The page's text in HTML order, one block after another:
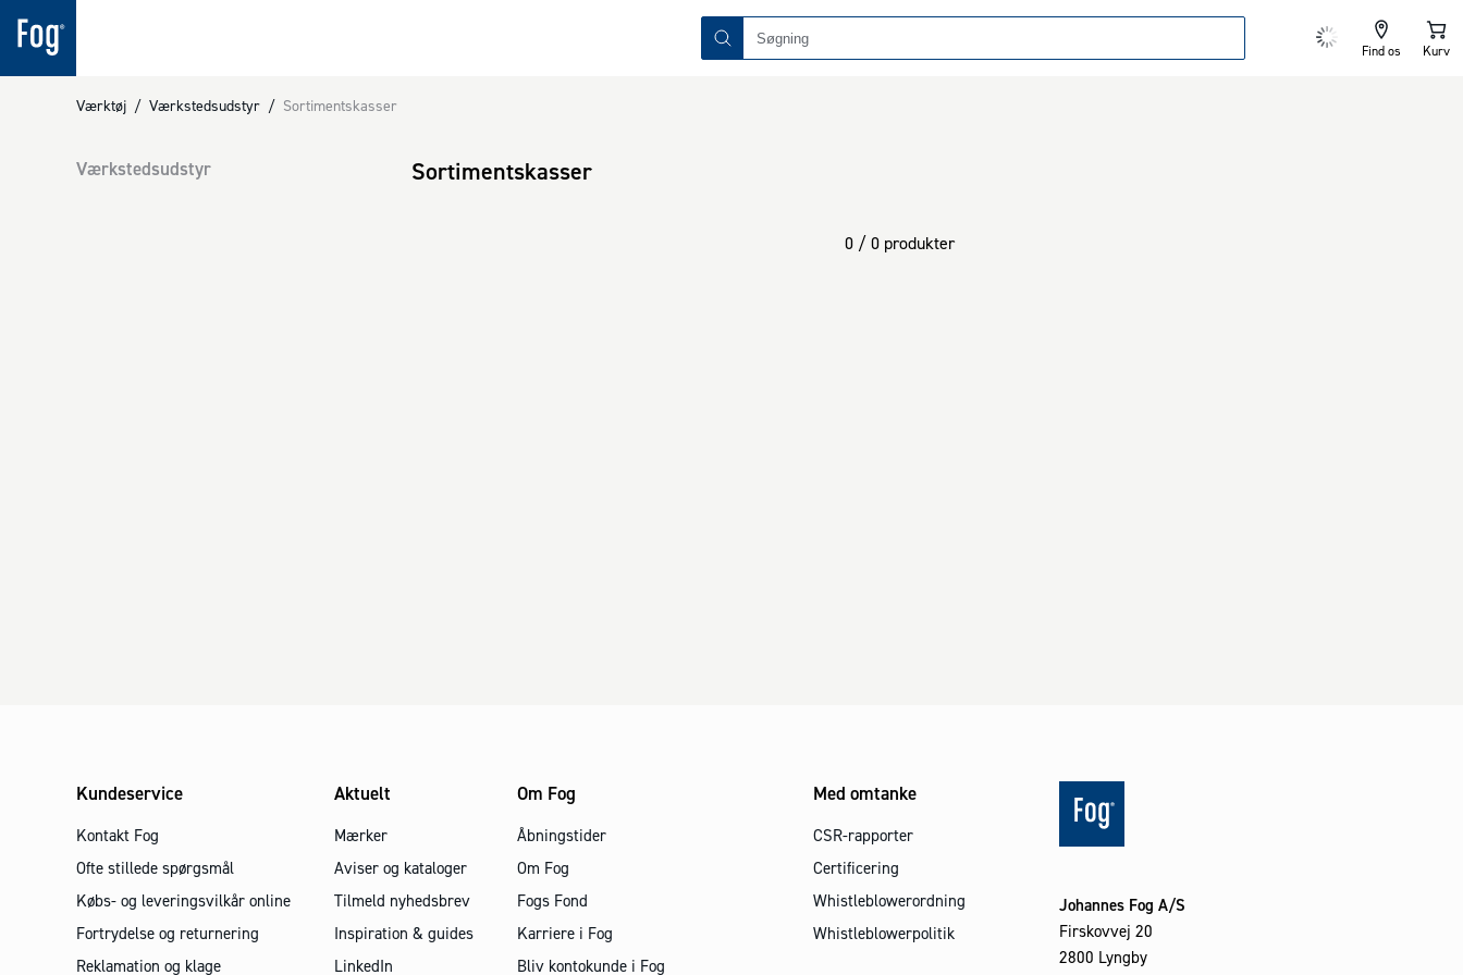
Find os Kurv
Værktøj / Værkstedsudstyr / Sortimentskasser
Værkstedsudstyr Sortimentskasser
0 / 0 produkter
Kundeservice
Kontakt Fog
Ofte stillede spørgsmål
Købs- og leveringsvilkår online
Fortrydelse og returnering
Reklamation og klage
Aktuelt
Mærker
Aviser og kataloger
Tilmeld nyhedsbrev
Inspiration & guides
LinkedIn
Om Fog
Åbningstider
Om Fog
Fogs Fond
Karriere i Fog
Bliv kontokunde i Fog
Med omtanke
CSR-rapporter
Certificering
Whistleblowerordning
Whistleblowerpolitik
Johannes Fog A/S
Firskovvej 20
2800 Lyngby